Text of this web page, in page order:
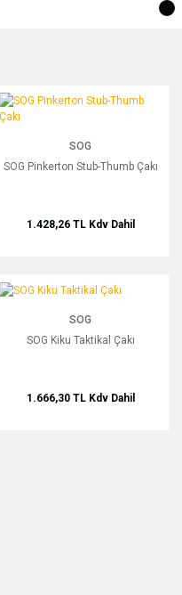
SOG Pinkerton Stub-Thumb Çakı
SOG
SOG Pinkerton Stub-Thumb Çakı
1.428,26 TL Kdv Dahil
SOG Kiku Taktikal Çakı
SOG
SOG Kiku Taktikal Çakı
1.666,30 TL Kdv Dahil